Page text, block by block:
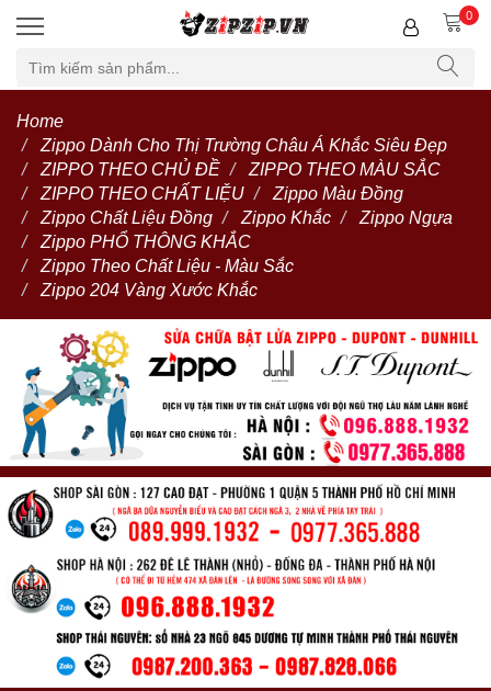
0
Home
Zippo Dành Cho Thị Trường Châu Á Khắc Siêu Đẹp
ZIPPO THEO CHỦ ĐỀ
ZIPPO THEO MÀU SẮC
ZIPPO THEO CHẤT LIỆU
Zippo Màu Đồng
Zippo Chất Liệu Đồng
Zippo Khắc
Zippo Ngựa
Zippo PHỔ THÔNG KHẮC
Zippo Theo Chất Liệu - Màu Sắc
Zippo 204 Vàng Xước Khắc